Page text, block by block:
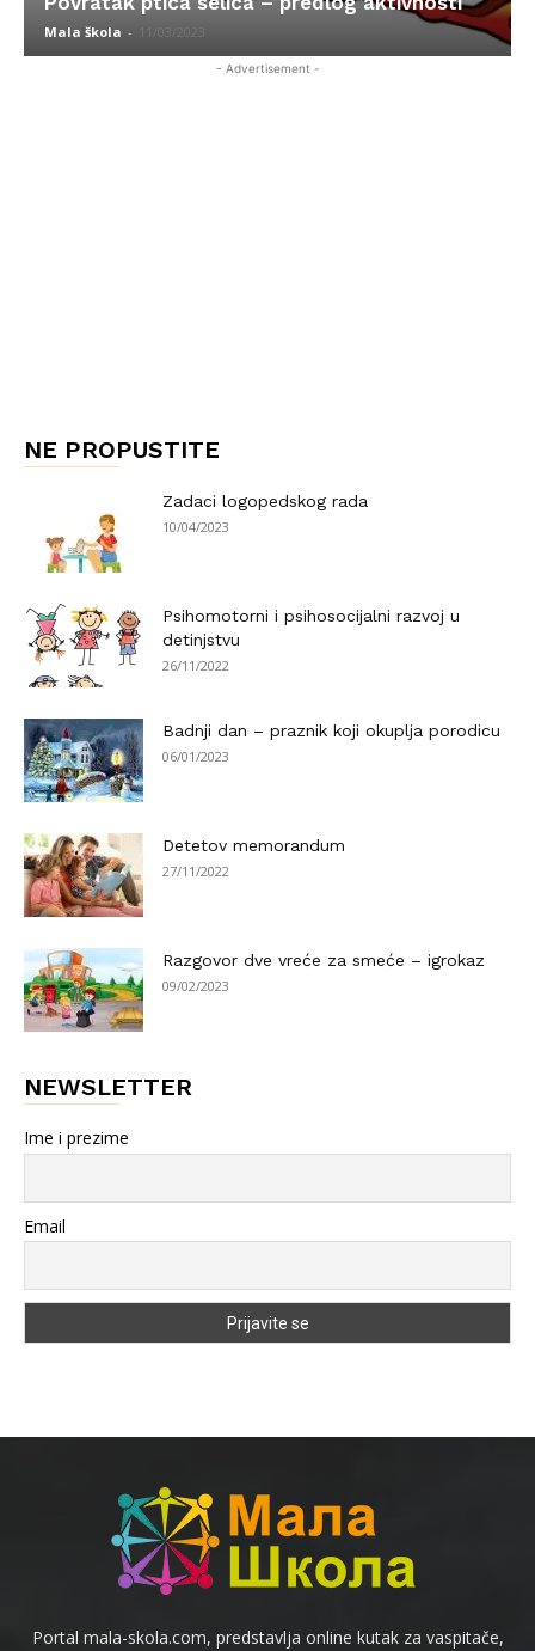
Mala škola - 11/03/2023
- Advertisement -
NE PROPUSTITE
Zadaci logopedskog rada
10/04/2023
Psihomotorni i psihosocijalni razvoj u
detinjstvu
26/11/2022
Badnji dan – praznik koji okuplja porodicu
06/01/2023
Detetov memorandum
27/11/2022
Razgovor dve vreće za smeće – igrokaz
09/02/2023
NEWSLETTER
Ime i prezime
Email
Portal mala-skola.com, predstavlja online kutak za vaspitače,